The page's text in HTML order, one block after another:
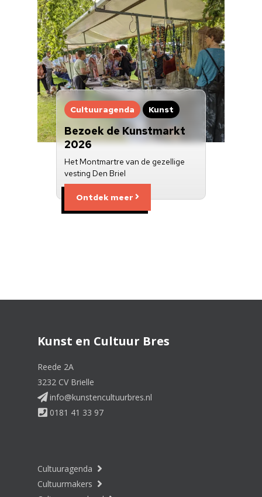
Cultuuragenda Kunst
Bezoek de Kunstmarkt
2026
Het Montmartre van de gezellige
vesting Den Briel
Ontdek meer
Kunst en Cultuur Bres
Reede 2A
3232 CV Brielle
info@kunstencultuurbres.nl
0181 41 33 97
Cultuuragenda
Cultuurmakers